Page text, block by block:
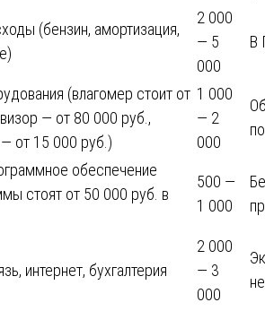
(бензин, амортизация,
2 000
— 5
000
В
(влагомер стоит от
— от 80 000 руб.,
от 15 000 руб.)
1 000
— 2
000
обеспечение
стоят от 50 000 руб. в
500 —
1 000
интернет, бухгалтерия
2 000
— 3
000